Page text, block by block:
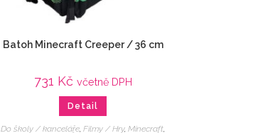
Batoh Minecraft Creeper / 36 cm
731 Kč včetně DPH
Detail
Do školy / kanceláře,Filmy / Hry,Minecraft,